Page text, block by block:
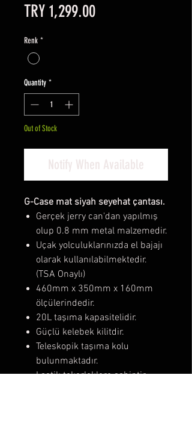
TRY 1,299.00Price
Renk *
Quantity *
Out of Stock
Notify When Available
G-Case mat siyah seyehat çantası.
Gerçek jerry can'dan yapılmış
olup 0.8 mm metal malzemedir.
Uçak yolculuklarınızda el bajajı
olarak kullanılabilmektedir.
(TSA Onaylı)
460mm x 350mm x 160mm
ölçülerindedir.
20L taşıma kapasitelidir.
Güçlü kelebek kilitdir.
Teleskopik taşıma kolu
bulunmaktadır.
Lastik tekerleklere sahiptir.